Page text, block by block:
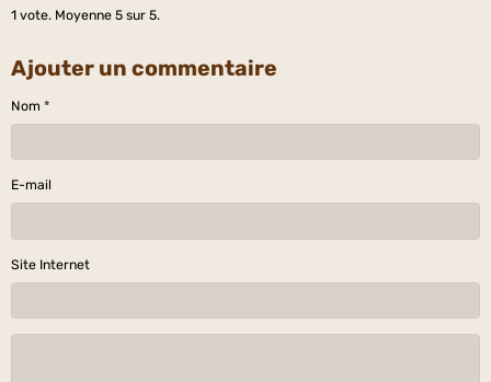
1 vote. Moyenne 5 sur 5.
Ajouter un commentaire
Nom
E-mail
Site Internet